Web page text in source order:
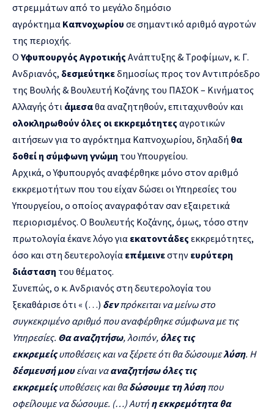
στρεμμάτων από το μεγάλο δημόσιο
αγρόκτημα Καπνοχωρίου σε σημαντικό αριθμό αγροτών
της περιοχής.
Ο Υφυπουργός Αγροτικής Ανάπτυξης & Τροφίμων, κ. Γ.
Ανδριανός, δεσμεύτηκεδημοσίως προς τον Αντιπρόεδρο
της Βουλής & Βουλευτή Κοζάνης του ΠΑΣΟΚ – Κινήματος
Αλλαγής ότι άμεσαθα αναζητηθούν, επιταχυνθούν και
ολοκληρωθούν όλες οι εκκρεμότητες αγροτικών
αιτήσεων για το αγρόκτημα Καπνοχωρίου, δηλαδή θα
δοθεί η σύμφωνη γνώμη του Υπουργείου.
Αρχικά, ο Υφυπουργός αναφέρθηκε μόνο στον αριθμό
εκκρεμοτήτων που του είχαν δώσει οι Υπηρεσίες του
Υπουργείου, ο οποίος αναγραφόταν σαν εξαιρετικά
περιορισμένος. Ο Βουλευτής Κοζάνης, όμως, τόσο στην
πρωτολογία έκανε λόγο για εκατοντάδες εκκρεμότητες,
όσο και στη δευτερολογία επέμεινεστην ευρύτερη
διάσταση του θέματος.
Συνεπώς, ο κ. Ανδριανός στη δευτερολογία του
ξεκαθάρισεότι « (…) δενπρόκειται να μείνω στο
συγκεκριμένο αριθμό που αναφέρθηκε σύμφωνα με τις
Υπηρεσίες. Θα αναζητήσω, λοιπόν, όλες τις
εκκρεμείςυποθέσεις και να ξέρετε ότι θα δώσουμελύση. Η
δέσμευσή μουείναι νααναζητήσω όλες τις
εκκρεμείςυποθέσεις και θαδώσουμε τη λύσηπου
οφείλουμε να δώσουμε. (…) Αυτή η εκκρεμότητα θα